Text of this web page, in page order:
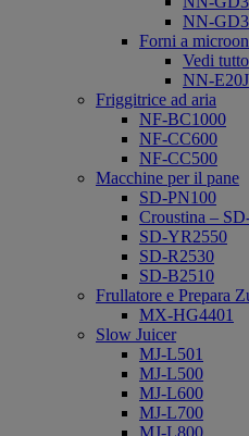
NN-
Forni a
Vedi tutto
NN-E20J
Friggitrice ad aria
NF-BC1000
NF-CC600
NF-CC500
Macchine per il pane
SD-PN100
Croustina –
SD-YR2550
SD-R2530
SD-B2510
Frullatore e Prepara
MX-HG4401
Slow Juicer
MJ-L501
MJ-L500
MJ-L600
MJ-L700
MJ-L800